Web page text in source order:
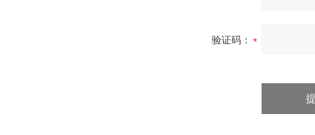
验证码：